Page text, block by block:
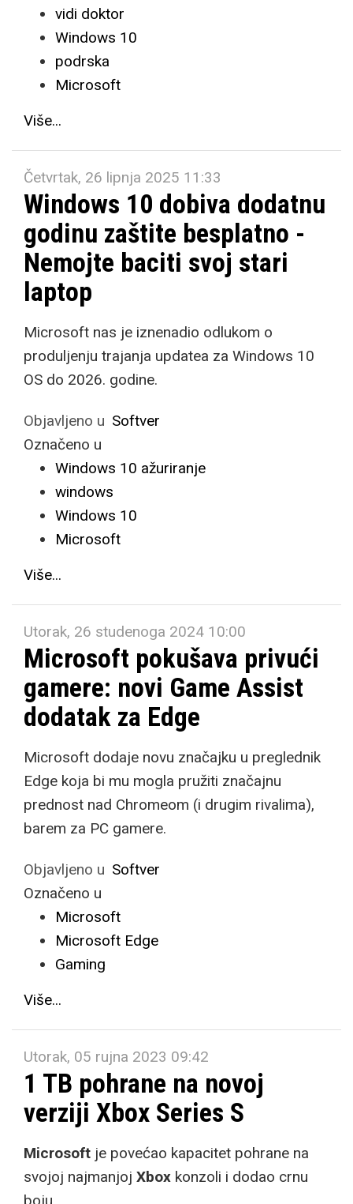
vidi doktor
Windows 10
podrska
Microsoft
Više...
Četvrtak, 26 lipnja 2025 11:33
Windows 10 dobiva dodatnu
godinu zaštite besplatno -
Nemojte baciti svoj stari
laptop
Microsoft nas je iznenadio odlukom o
produljenju trajanja updatea za Windows 10
OS do 2026. godine.
Objavljeno u Softver
Označeno u
Windows 10 ažuriranje
windows
Windows 10
Microsoft
Više...
Utorak, 26 studenoga 2024 10:00
Microsoft pokušava privući
gamere: novi Game Assist
dodatak za Edge
Microsoft dodaje novu značajku u preglednik
Edge koja bi mu mogla pružiti značajnu
prednost nad Chromeom (i drugim rivalima),
barem za PC gamere.
Objavljeno u Softver
Označeno u
Microsoft
Microsoft Edge
Gaming
Više...
Utorak, 05 rujna 2023 09:42
1 TB pohrane na novoj
verziji Xbox Series S
Microsoft je povećao kapacitet pohrane na
svojoj najmanjoj Xbox konzoli i dodao crnu